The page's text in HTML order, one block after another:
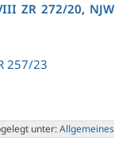
ZR 272/20, NJW
257/23
un­ter:All­ge­mei­nes